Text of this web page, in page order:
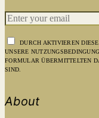
DURCH AKTIVIEREN
UNSERE
FORMULAR ÜBERMITTELTEN
SIND.
About